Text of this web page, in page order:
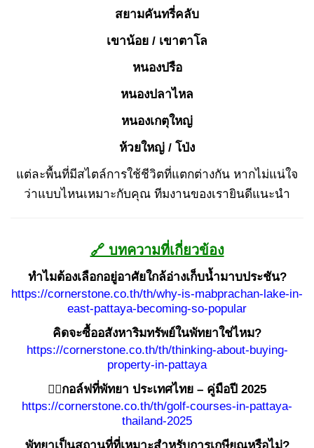
สยามคันทรี่คลับ
เขาน้อย / เขาตาโล
หนองปรือ
หนองปลาไหล
หนองเกตุใหญ่
ห้วยใหญ่ / โป่ง
แต่ละพื้นที่มีสไตล์การใช้ชีวิตที่แตกต่างกัน หากไม่แน่ใจ
ว่าแบบไหนเหมาะกับคุณ ทีมงานของเรายินดีแนะนำ
🔗 บทความที่เกี่ยวข้อง
ทำไมต้องเลือกอยู่อาศัยใกล้อ่างเก็บน้ำมาบประชัน?
https://cornerstone.co.th/th/why-is-mabprachan-lake-in-
east-pattaya-becoming-so-popular
คิดจะซื้ออสังหาริมทรัพย์ในพัทยาใช่ไหม?
https://cornerstone.co.th/th/thinking-about-buying-
property-in-pattaya
🏌️‍♂️กอล์ฟที่พัทยา ประเทศไทย – คู่มือปี 2025
https://cornerstone.co.th/th/golf-courses-in-pattaya-
thailand-2025
พัทยาเป็นสถานที่ที่เหมาะสำหรับการเกษียณหรือไม่?